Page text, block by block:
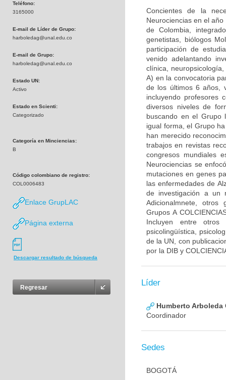
Teléfono:
3165000
E-mail de Líder de Grupo:
harboledag@unal.edu.co
E-mail de Grupo:
harboledag@unal.edu.co
Estado UN:
Activo
Estado en Scienti:
Categorizado
Categoría en Minciencias:
B
Código colombiano de registro:
COL0006483
Enlace GrupLAC
Página externa
Descargar resultado de búsqueda
Regresar
Concientes de la
Neurociencias en el
de Colombia,
genetistas, biólogos
participación de
venido adelantando
clínica,
A) en la convocatoria
de los últimos 6 años,
incluyendo profesores
diversos niveles de
buscando en el Grupo
igual forma, el Grupo
han merecido
trabajos en revistas
congresos mundiales
Neurociencias se
mutaciones en genes
las enfermedades de
de investigación a un
Adicionalmnete, otros
Grupos A
Incluyen entre otros
psicolingüística,
de la UN, con
por la DIB y
Líder
Humberto Arboleda
Coordinador
Sedes
BOGOTÁ